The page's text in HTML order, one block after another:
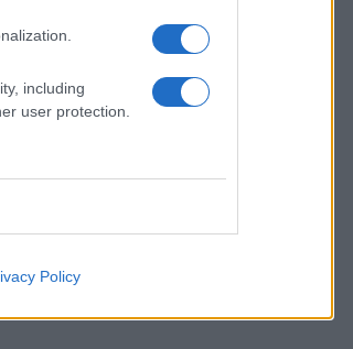
including
user protection.
Policy